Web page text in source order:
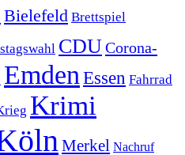
Bielefeld Brettspiel
CDUCorona-
Emden Essen Fahrrad
Krimi
Merkel Nachruf